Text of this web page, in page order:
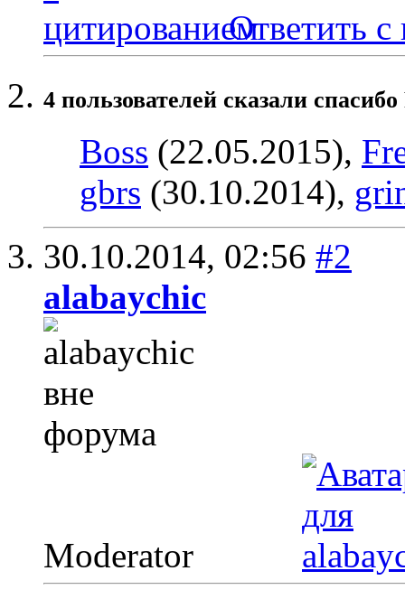
Ответить с
4 пользователей сказали
Boss (22.05.2015),
gbrs (30.10.2014),
30.10.2014, 02:56 #2
alabaychic
Moderator